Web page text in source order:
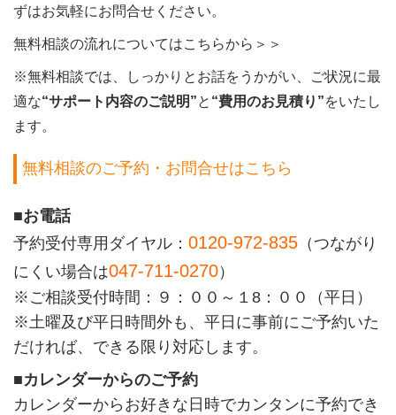
ずはお気軽にお問合せください。
無料相談の流れについてはこちらから＞＞
※無料相談では、しっかりとお話をうかがい、ご状況に最
適な“サポート内容のご説明”と “費用のお見積り”をいたし
ます。
無料相談のご予約・お問合せはこちら
■お電話
予約受付専用ダイヤル： 0120-972-835（つながり
にくい場合は047-711-0270）
※ご相談受付時間：９：００～１8：００（平日）
※土曜及び平日時間外も、平日に事前にご予約いた
だければ、できる限り対応します。
■カレンダーからのご予約
カレンダーからお好きな日時でカンタンに予約でき